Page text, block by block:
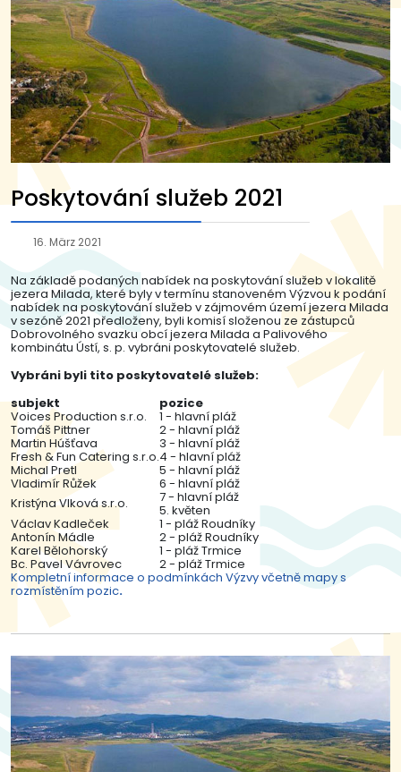
Poskytování služeb 2021
16. März 2021
Na základě podaných nabídek na poskytování služeb v lokalitě
jezera Milada, které byly v termínu stanoveném Výzvou k podání
nabídek na poskytování služeb v zájmovém území jezera Milada
v sezóně 2021 předloženy, byli komisí složenou ze zástupců
Dobrovolného svazku obcí jezera Milada a Palivového
kombinátu Ústí, s. p. vybráni poskytovatelé služeb.
Vybráni byli tito poskytovatelé služeb:
subjekt
pozice
Voices Production s.r.o. 1 - hlavní pláž
Tomáš Pittner 2 - hlavní pláž
Martin Húšťava 3 - hlavní pláž
Fresh & Fun Catering s.r.o.4 - hlavní pláž
Michal Pretl 5 - hlavní pláž
Vladimír Růžek
6 - hlavní pláž
Kristýna Vlková s.r.o.
7 - hlavní pláž
5. květen
Václav Kadleček 1 - pláž Roudníky
Antonín Mádle 2 - pláž Roudníky
Karel Bělohorský 1 - pláž Trmice
Bc. Pavel Vávrovec 2 - pláž Trmice
Kompletní informace o podmínkách Výzvy včetně mapy s
rozmístěním pozic.